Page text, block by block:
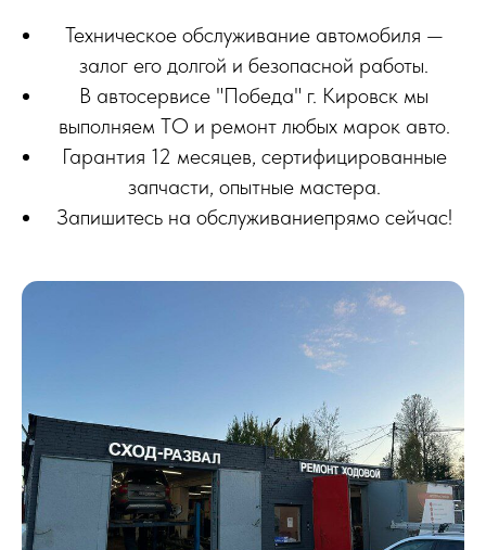
Техническое обслуживание автомобиля —
залог его долгой и безопасной работы.
В автосервисе "Победа" г. Кировск мы
выполняем ТО и ремонт любых марок авто.
Гарантия 12 месяцев, сертифицированные
запчасти, опытные мастера.
Запишитесь на обслуживаниепрямо сейчас!